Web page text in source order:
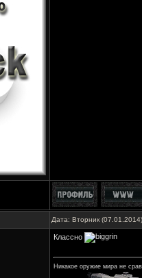
Дата: Вторник
Классно
Никакое оружие мира не